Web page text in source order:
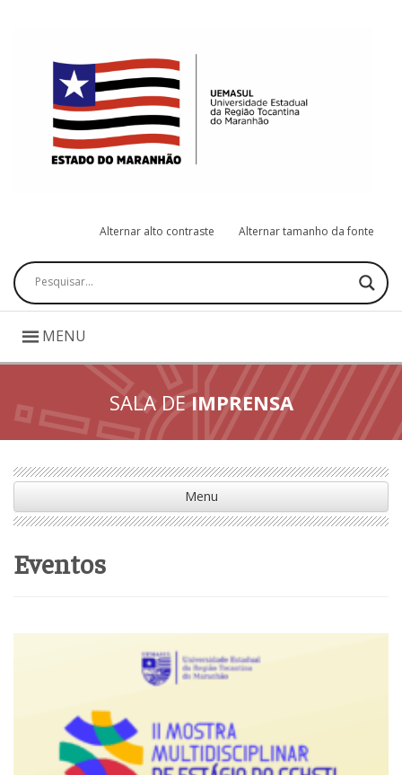
Alternar alto contraste Alternar tamanho da fonte
Pesquisar
MENU
SALA DEIMPRENSA
Menu
Eventos